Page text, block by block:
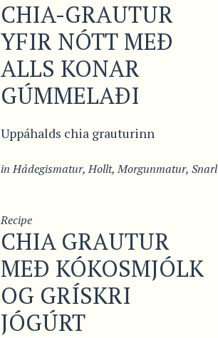
CHIA-GRAUTUR
YFIR NÓTT MEÐ
ALLS KONAR
GÚMMELAÐI
Uppáhalds chia grauturinn
inHádegismatur,Hollt,Morgunmatur, Snarl
Recipe
CHIA GRAUTUR
MEÐ KÓKOSMJÓLK
OG GRÍSKRI
JÓGÚRT